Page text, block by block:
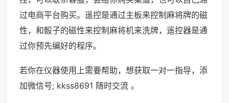
过电商平台购买。遥控是通过主板来控制麻将牌的磁
性，和骰子的磁性来控制麻将机来洗牌，遥控器是通
过你预先编好的程序。
若你在仪器使用上需要帮助，想获取一对一指导，添
加微信号; kkss8691 随时交流 。